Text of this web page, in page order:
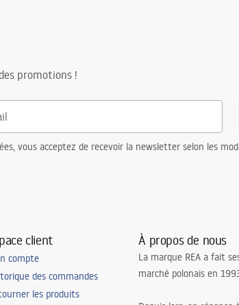
promotions !
vous acceptez de recevoir la newsletter selon les
client
compte
des commandes
les produits
À propos de nous
La marque REA a fait
marché polonais en